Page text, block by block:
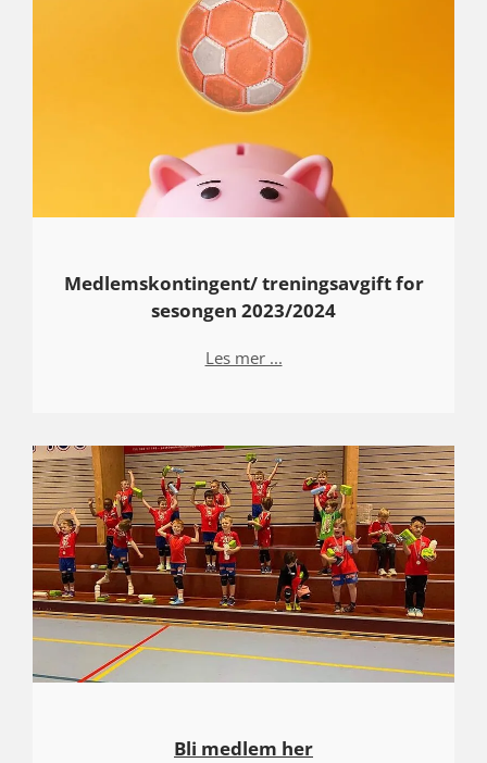
Medlemskontingent/ treningsavgift for
sesongen 2023/2024
Les mer ...
Bli medlem her